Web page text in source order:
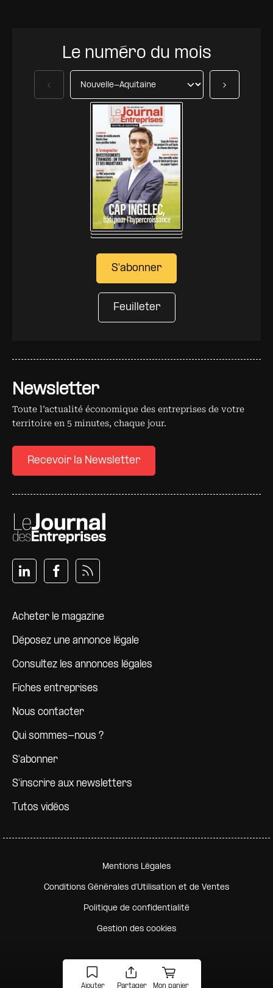
Ajouter Partager Mon panier
Newsletter
Toute l’actualité économique des entreprises de votre
territoire en 5 minutes, chaque jour.
Recevoir la Newsletter
Pied de page
Acheter le magazine
Déposez une annonce légale
Consultez les annonces légales
Fiches entreprises
Nous contacter
Qui sommes-nous ?
S'abonner
S'inscrire aux newsletters
Tutos vidéos
Le numéro du mois
S'abonner
Feuilleter
Précédent Suivant
Pied de page secondaire
Mentions Légales
Conditions Générales d'Utilisation et de Ventes
Politique de confidentialité
Gestion des cookies